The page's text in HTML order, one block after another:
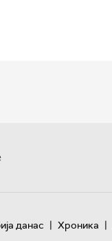
данас | Хроника |